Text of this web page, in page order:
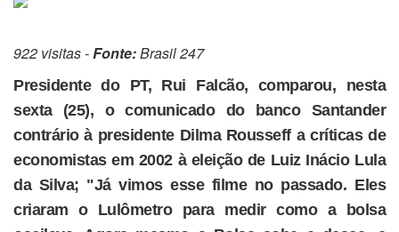
922 visitas -Fonte:Brasil 247
Presidente do PT, Rui Falcão, comparou, nesta
sexta (25), o comunicado do banco Santander
contrário à presidente Dilma Rousseff a críticas de
economistas em 2002 à eleição de Luiz Inácio Lula
da Silva; "Já vimos esse filme no passado. Eles
criaram o Lulômetro para medir como a bolsa